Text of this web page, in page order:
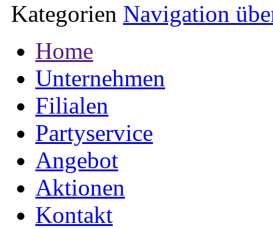
Kategorien Navigation
Home
Unternehmen
Filialen
Partyservice
Angebot
Aktionen
Kontakt